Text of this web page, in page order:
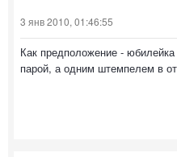
3 янв 2010, 01:46:55
Как предположение -
парой, а одним штемпелем в